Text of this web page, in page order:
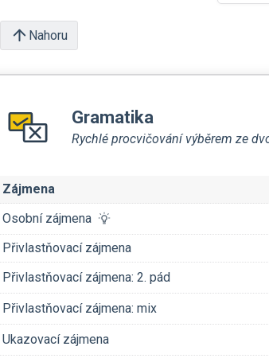
Nahoru
Gramatika
Rychlé procvičování výběrem ze
Zájmena
Osobní zájmena
Přivlastňovací zájmena
Přivlastňovací zájmena: 2. pád
Přivlastňovací zájmena: mix
Ukazovací zájmena